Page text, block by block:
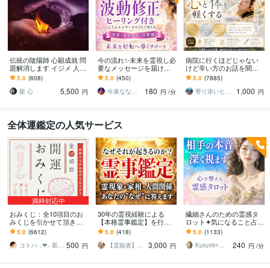
伝統の陰陽師 心願成就 問
題解消します イジメ 人間
関係トラブル 経済的問題
金運開運
5.0 (608)
龍 心
5,500 円
今の流れ✨未来を霊視し必
要なメッセージを届けま
す 本来の感覚を取り戻し
納得のいく選択ができる
ようお手伝いします
5.0 (450)
今泉ななみ⭐︎霊視鑑定師ライトワーカー
180 円 /分
病院に行くほどじゃない
けど辛い方のお話を聞き
ます なんとなく不調が続
く方へ、やさしく整える
エネルギー調整
5.0 (7885)
寄り添いヒーラー＊haru
1,000 円
全体運鑑定の人気サービス
満枠対応中
おみくじ：全10項目のお
みくじを引かせて頂きま
す ㊙あなた様がこの先ど
う進むかの道しるべにな
さってください！
5.0 (6612)
コトハ ⸜❤︎⸝ 新サービス提供開始✨️ 500 円
30年の霊視経験による
【本格霊事鑑定】を行い
ます 霊現象・家相・家
系・先祖・土地・人間関
係・悪縁・因縁・厄払い
5.0 (418)
【霊能者】天晴
3,000 円
繊細さんのための霊感タ
ロット✦気になること占い
ます 不安やモヤモヤを整
理し、あなたの自分軸を
整えます⭐️
5.0 (1133)
Kurumi⭐️精霊占い
240 円 /分